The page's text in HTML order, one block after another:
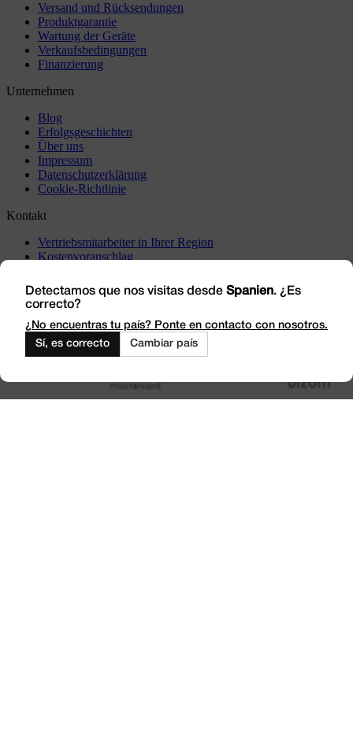
Versand und Rücksendungen
Produktgarantie
Wartung der Geräte
Verkaufsbedingungen
Finanzierung
Unternehmen
Blog
Erfolgsgeschichten
Über uns
Impressum
Datenschutzerklärung
Cookie-Richtlinie
Kontakt
Vertriebsmitarbeiter in Ihrer Region
Kostenvoranschlag
Besuchen Sie uns
Arbeiten Sie mit uns
Outlet
Detectamos que nos visitas desde Spanien. ¿Es
correcto?
¿No encuentras tu país? Ponte en contacto con nosotros.
Sí, es correcto
Cambiar país